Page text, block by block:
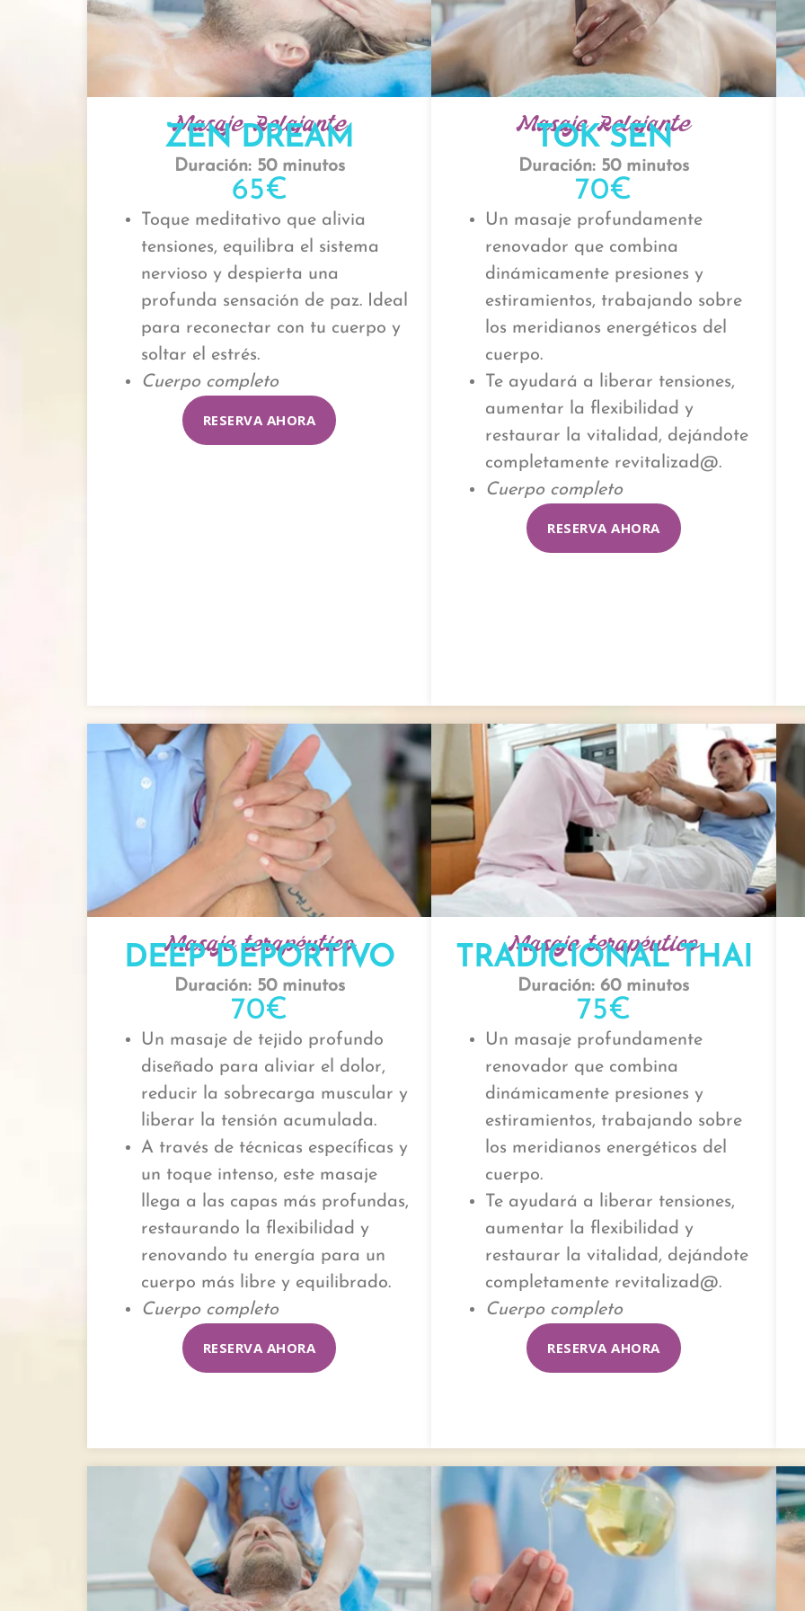
Masaje Relajante
ZEN DREAM
Duración: 50 minutos
65€
Toque meditativo que alivia
tensiones, equilibra el sistema
nervioso y despierta una
profunda sensación de paz. Ideal
para reconectar con tu cuerpo y
soltar el estrés.
Cuerpo completo
RESERVA AHORA
Masaje Relajante
TOK SEN
Duración: 50 minutos
70€
Un masaje profundamente
renovador que combina
dinámicamente presiones y
estiramientos, trabajando sobre
los meridianos energéticos del
cuerpo.
Te ayudará a liberar tensiones,
aumentar la flexibilidad y
restaurar la vitalidad, dejándote
completamente revitalizad@.
Cuerpo completo
RESERVA AHORA
Masaje terapéutico
DEEP DEPORTIVO
Duración: 50 minutos
70€
Un masaje de tejido profundo
diseñado para aliviar el dolor,
reducir la sobrecarga muscular y
liberar la tensión acumulada.
A través de técnicas específicas y
un toque intenso, este masaje
llega a las capas más profundas,
restaurando la flexibilidad y
renovando tu energía para un
cuerpo más libre y equilibrado.
Cuerpo completo
RESERVA AHORA
Masaje terapéutico
TRADICIONAL THAI
Duración: 60 minutos
75€
Un masaje profundamente
renovador que combina
dinámicamente presiones y
estiramientos, trabajando sobre
los meridianos energéticos del
cuerpo.
Te ayudará a liberar tensiones,
aumentar la flexibilidad y
restaurar la vitalidad, dejándote
completamente revitalizad@.
Cuerpo completo
RESERVA AHORA